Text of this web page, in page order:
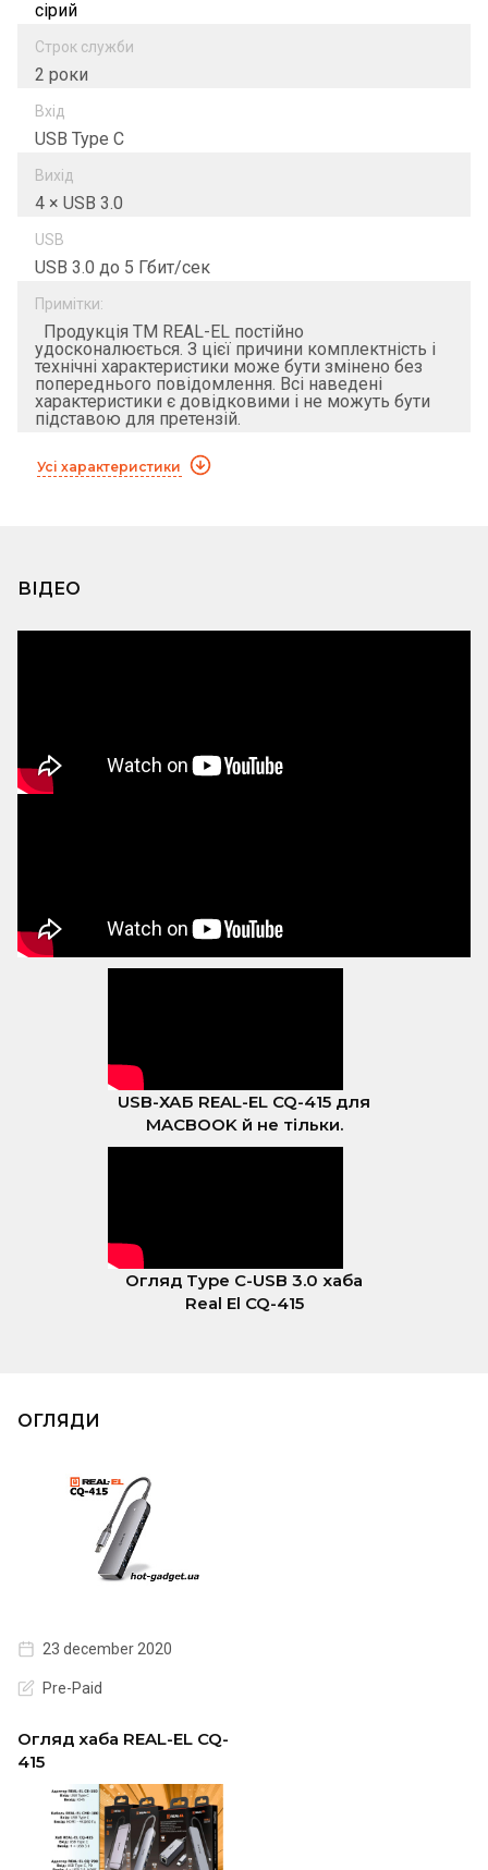
сірий
Строк служби
2 роки
Вхід
USB Type C
Вихід
4 × USB 3.0
USB
USB 3.0 до 5 Гбит/сек
Примітки:
Продукція ТМ REAL-EL постійно
удосконалюється. З цієї причини комплектність і
технічні характеристики може бути змінено без
попереднього повідомлення. Всі наведені
характеристики є довідковими і не можуть бути
підставою для претензій.
Усі характеристики
ВІДЕО
USB-ХАБ REAL-EL CQ-415 для
MACBOOK й не тільки.
Огляд Type C-USB 3.0 хаба
Real El CQ-415
ОГЛЯДИ
23 december 2020
Pre-Paid
Огляд хаба REAL-EL CQ-
415